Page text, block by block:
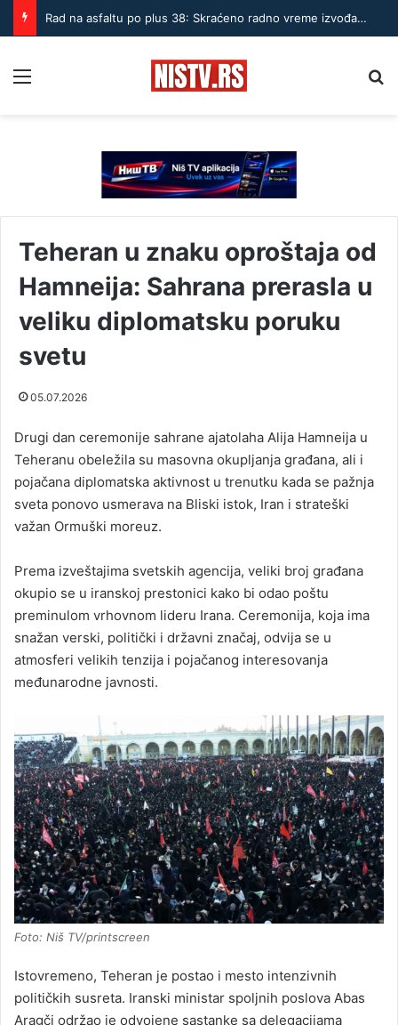
Rad na asfaltu po plus 38: Skraćeno radno vreme izvođača u Nišu
Teheran u znaku oproštaja od
Hamneija: Sahrana prerasla u
veliku diplomatsku poruku
svetu
05.07.2026
Drugi dan ceremonije sahrane ajatolaha Alija Hamneija u
Teheranu obeležila su masovna okupljanja građana, ali i
pojačana diplomatska aktivnost u trenutku kada se pažnja
sveta ponovo usmerava na Bliski istok, Iran i strateški
važan Ormuški moreuz.
Prema izveštajima svetskih agencija, veliki broj građana
okupio se u iranskoj prestonici kako bi odao poštu
preminulom vrhovnom lideru Irana. Ceremonija, koja ima
snažan verski, politički i državni značaj, odvija se u
atmosferi velikih tenzija i pojačanog interesovanja
međunarodne javnosti.
Foto: Niš TV/printscreen
Istovremeno, Teheran je postao i mesto intenzivnih
političkih susreta. Iranski ministar spoljnih poslova Abas
Aragči održao je odvojene sastanke sa delegacijama